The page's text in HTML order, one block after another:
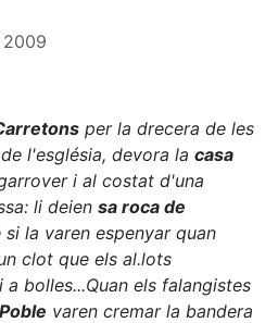
2009
per la drecera de les
l'església, devora la casa
i al costat d'una
li deien sa roca de
si la varen espenyar quan
clot que els al.lots
bolles...Quan els falangistes
varen cremar la bandera